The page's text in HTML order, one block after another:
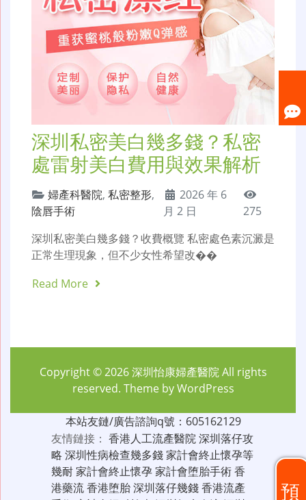
深圳私密美白幾多錢？私密
處雷射美白費用與效果解析
婦產科醫院, 私密整形,
陰唇手術
2026 年 6
月 2 日
275
深圳私密美白幾多錢？收費概覽 私密處色素沉澱是
正常生理現象，但不少女性希望改��
Read More
預
Copyright © 2026深圳怡康婦產醫院All rights
reserved. Theme byWordPress
本站友鏈/廣告諮詢q號：605162129
友情鏈接： 香港人工流產醫院深圳落仔攻
略 深圳性病檢查幾多錢家計會終止懷孕等
幾耐家計會終止懷孕家計會堕胎手術香
港藥流香港堕胎深圳落仔幾錢香港流產